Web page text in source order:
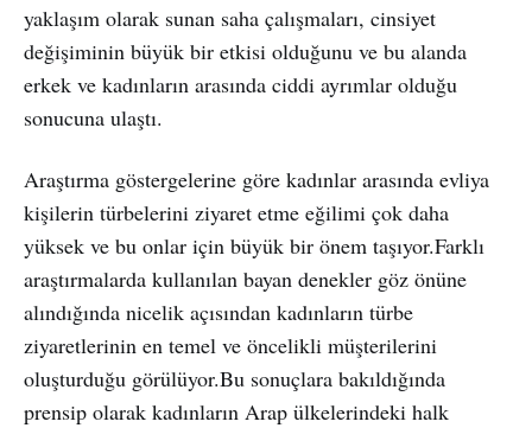
yaklaşım olarak sunan saha çalışmaları, cinsiyet
değişiminin büyük bir etkisi olduğunu ve bu alanda
erkek ve kadınların arasında ciddi ayrımlar olduğu
sonucuna ulaştı.
Araştırma göstergelerine göre kadınlar arasında evliya
kişilerin türbelerini ziyaret etme eğilimi çok daha
yüksek ve bu onlar için büyük bir önem taşıyor.Farklı
araştırmalarda kullanılan bayan denekler göz önüne
alındığında nicelik açısından kadınların türbe
ziyaretlerinin en temel ve öncelikli müşterilerini
oluşturduğu görülüyor.Bu sonuçlara bakıldığında
prensip olarak kadınların Arap ülkelerindeki halk